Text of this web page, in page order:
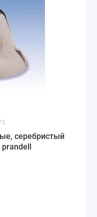
серебристый